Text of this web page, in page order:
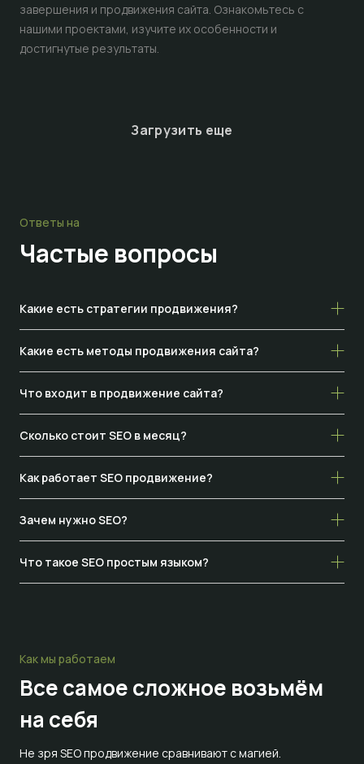
завершения и продвижения сайта. Ознакомьтесь с
нашими проектами, изучите их особенности и
достигнутые результаты.
Загрузить еще
Ответы на
Частые вопросы
Какие есть стратегии продвижения?
Какие есть методы продвижения сайта?
Что входит в продвижение сайта?
Сколько стоит SEO в месяц?
Как работает SEO продвижение?
Зачем нужно SEO?
Что такое SEO простым языком?
Как мы работаем
Все самое сложное возьмём
на себя
Не зря SEO продвижение сравнивают с магией.